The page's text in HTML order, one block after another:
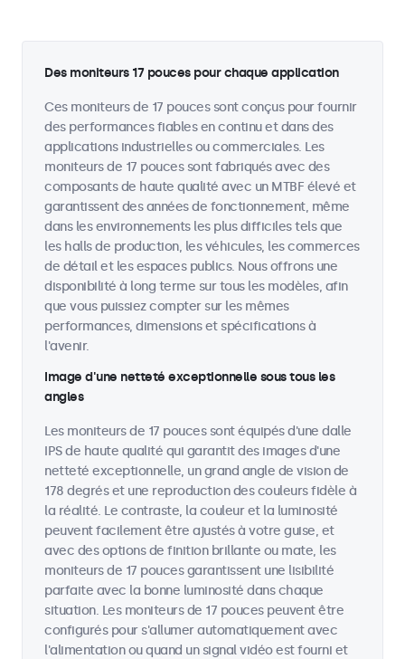
Des moniteurs 17 pouces pour chaque application
Ces moniteurs de 17 pouces sont conçus pour fournir
des performances fiables en continu et dans des
applications industrielles ou commerciales. Les
moniteurs de 17 pouces sont fabriqués avec des
composants de haute qualité avec un MTBF élevé et
garantissent des années de fonctionnement, même
dans les environnements les plus difficiles tels que
les halls de production, les véhicules, les commerces
de détail et les espaces publics. Nous offrons une
disponibilité à long terme sur tous les modèles, afin
que vous puissiez compter sur les mêmes
performances, dimensions et spécifications à
l'avenir.
Image d'une netteté exceptionnelle sous tous les
angles
Les moniteurs de 17 pouces sont équipés d'une dalle
IPS de haute qualité qui garantit des images d'une
netteté exceptionnelle, un grand angle de vision de
178 degrés et une reproduction des couleurs fidèle à
la réalité. Le contraste, la couleur et la luminosité
peuvent facilement être ajustés à votre guise, et
avec des options de finition brillante ou mate, les
moniteurs de 17 pouces garantissent une lisibilité
parfaite avec la bonne luminosité dans chaque
situation. Les moniteurs de 17 pouces peuvent être
configurés pour s'allumer automatiquement avec
l'alimentation ou quand un signal vidéo est fourni et